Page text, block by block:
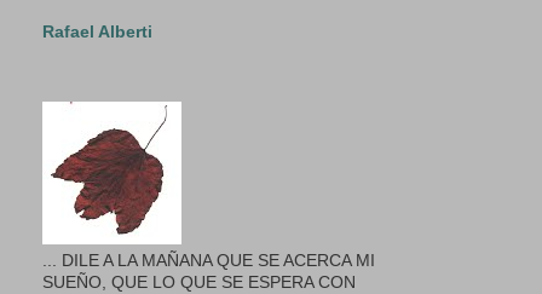
Rafael Alberti
... DILE A LA MAÑANA QUE SE ACERCA MI
SUEÑO, QUE LO QUE SE ESPERA CON